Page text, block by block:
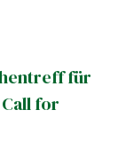
für
for